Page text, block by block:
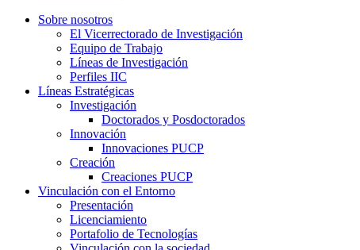
Sobre nosotros
El Vicerrectorado de Investigación
Equipo de Trabajo
Líneas de Investigación
Perfiles IIC
Líneas Estratégicas
Investigación
Doctorados y Posdoctorados
Innovación
Innovaciones PUCP
Creación
Creaciones PUCP
Vinculación con el Entorno
Presentación
Licenciamiento
Portafolio de Tecnologías